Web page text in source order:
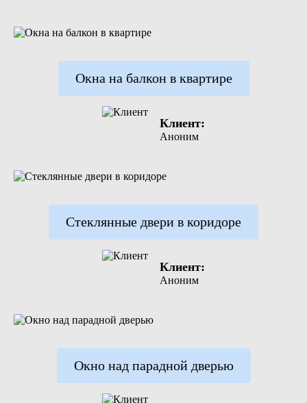
Окна на балкон в квартире
Клиент:
Аноним
Стеклянные двери в коридоре
Клиент:
Аноним
Окно над парадной дверью